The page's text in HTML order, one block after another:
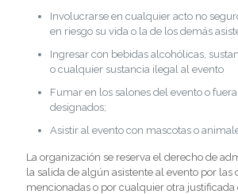
Involucrarse en cualquier acto no
en riesgo su vida o la de los demás
Ingresar con bebidas alcohólicas,
o cualquier sustancia ilegal al evento
Fumar en los salones del evento o
designados;
Asistir al evento con mascotas o
La organización se reserva el derecho de
la salida de algún asistente al evento por las
mencionadas o por cualquier otra